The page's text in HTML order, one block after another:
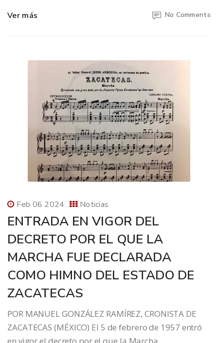
Ver más No Comments
Feb 06 2024 Noticias
ENTRADA EN VIGOR DEL
DECRETO POR EL QUE LA
MARCHA FUE DECLARADA
COMO HIMNO DEL ESTADO DE
ZACATECAS
POR MANUEL GONZÁLEZ RAMÍREZ, CRONISTA DE
ZACATECAS (MÉXICO) El 5 de febrero de 1957 entró